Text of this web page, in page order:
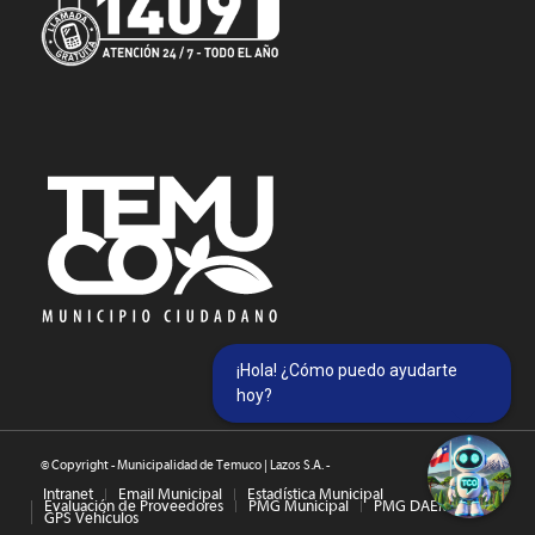
© Copyright - Municipalidad de Temuco | Lazos S.A. -
Intranet Email Municipal Estadística Municipal
Evaluación de Proveedores PMG Municipal PMG DAEM
GPS Vehículos
¡Hola! ¿Cómo puedo ayudarte
hoy?